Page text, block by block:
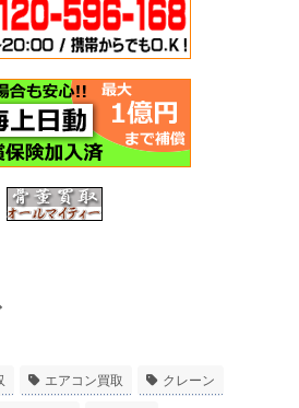
エアコン買取 クレーン